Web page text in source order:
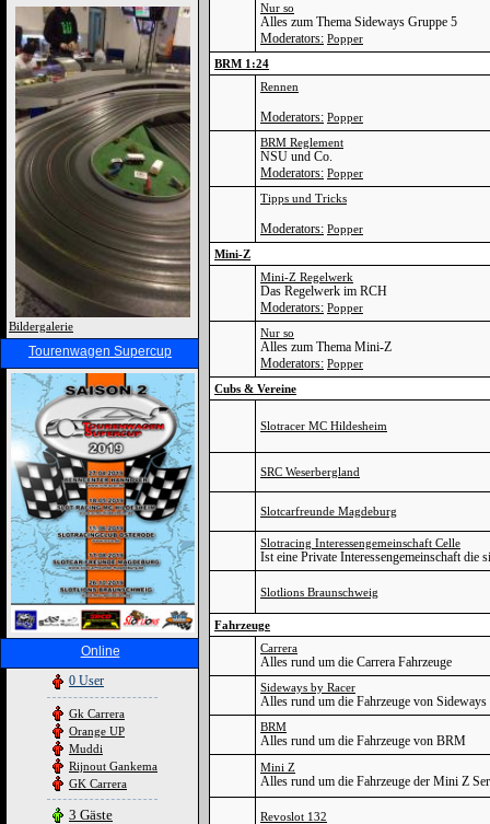
Bildergalerie
Tourenwagen Supercup
Online
0 User
Gk Carrera
Orange UP
Muddi
Rijnout Gankema
GK Carrera
3 Gäste
Nur so
Alles zum Thema Sideways Gruppe 5
Moderators: Popper
BRM 1:24
Rennen
Moderators: Popper
BRM Reglement
NSU und Co.
Moderators: Popper
Tipps und Tricks
Moderators: Popper
Mini-Z
Mini-Z Regelwerk
Das Regelwerk im RCH
Moderators: Popper
Nur so
Alles zum Thema Mini-Z
Moderators: Popper
Cubs & Vereine
Slotracer MC Hildesheim
SRC Weserbergland
Slotcarfreunde Magdeburg
Slotracing Interessengemeinschaft Celle
Ist eine Private Interessengemeinschaft
Slotlions Braunschweig
Fahrzeuge
Carrera
Alles rund um die Carrera Fahrzeuge
Sideways by Racer
Alles rund um die Fahrzeuge von Sideways
BRM
Alles rund um die Fahrzeuge von BRM
Mini Z
Alles rund um die Fahrzeuge der Mini Z
Revoslot 132